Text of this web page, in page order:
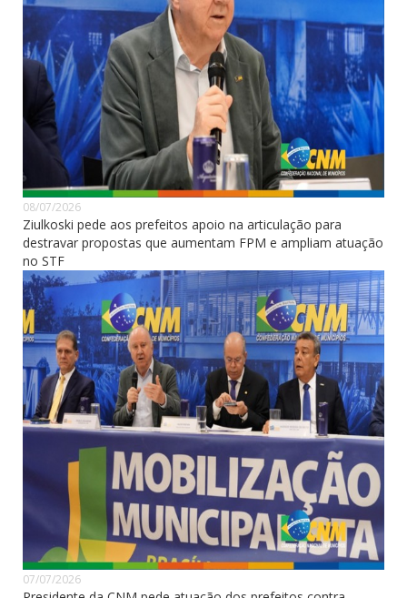
08/07/2026
Ziulkoski pede aos prefeitos apoio na articulação para
destravar propostas que aumentam FPM e ampliam atuação
no STF
07/07/2026